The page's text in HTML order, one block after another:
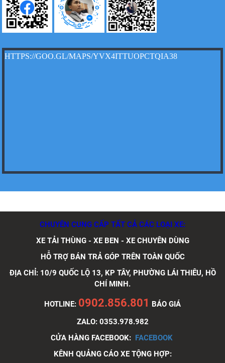
Xe tải Foton 990kg
Xe tải Foton 990kg
Xe tải Foton 990kg
Xe tải Foton 990kg
HTTPS://GOO.GL/MAPS/YVX4ITTUOPCTQIA38
CHUYÊN CUNG CẤP TẤT CẢ CÁC LOẠI XE:
XE TẢI THÙNG - XE BEN - XE CHUYÊN DÙNG
HỖ TRỢ BÁN TRẢ GÓP TRÊN TOÀN QUỐC
ĐỊA CHỈ: 10/9 QUỐC LỘ 13, KP TÂY, PHƯỜNG LÁI THIÊU, HỒ
CHÍ MINH.
HOTLINE: 0902.856.801 BÁO GIÁ
ZALO: 0353.978.982
CỬA HÀNG FACEBOOK: FACEBOOK
KÊNH QUẢNG CÁO XE TỘNG HỢP: